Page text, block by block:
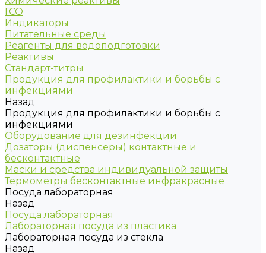
ГСО
Индикаторы
Питательные среды
Реагенты для водоподготовки
Реактивы
Стандарт-титры
Продукция для профилактики и борьбы с
инфекциями
Назад
Продукция для профилактики и борьбы с
инфекциями
Оборудование для дезинфекции
Дозаторы (диспенсеры) контактные и
бесконтактные
Маски и средства индивидуальной защиты
Термометры бесконтактные инфракрасные
Посуда лабораторная
Назад
Посуда лабораторная
Лабораторная посуда из пластика
Лабораторная посуда из стекла
Назад